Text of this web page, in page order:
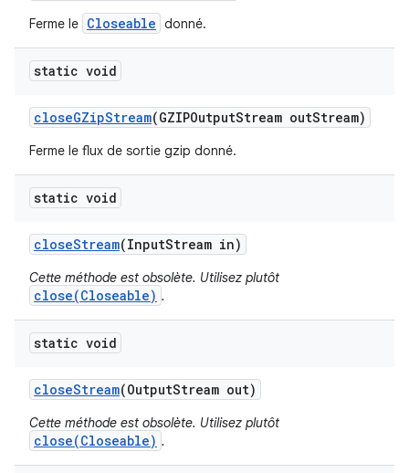
Ferme le Closeable donné.
static void
closeGZipStream(GZIPOutputStream outStream)
Ferme le flux de sortie gzip donné.
static void
closeStream(InputStream in)
Cette méthode est obsolète. Utilisez plutôt
close(Closeable) .
static void
closeStream(OutputStream out)
Cette méthode est obsolète. Utilisez plutôt
close(Closeable) .